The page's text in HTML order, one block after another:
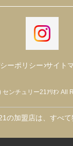
ーポリシー サイト
ンチュリー21ｱﾘｵﾝ All
の加盟店は、すべて